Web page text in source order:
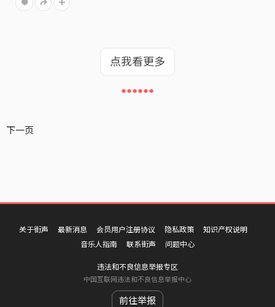
点我看更多
●●●●●●
下一页
关于街声 最新消息 会员用户注册协议 隐私政策
知识产权说明
音乐人指南
联系街声 问题中心
违法和不良信息举报专区
中国互联网违法和不良信息举报中心
前往举报